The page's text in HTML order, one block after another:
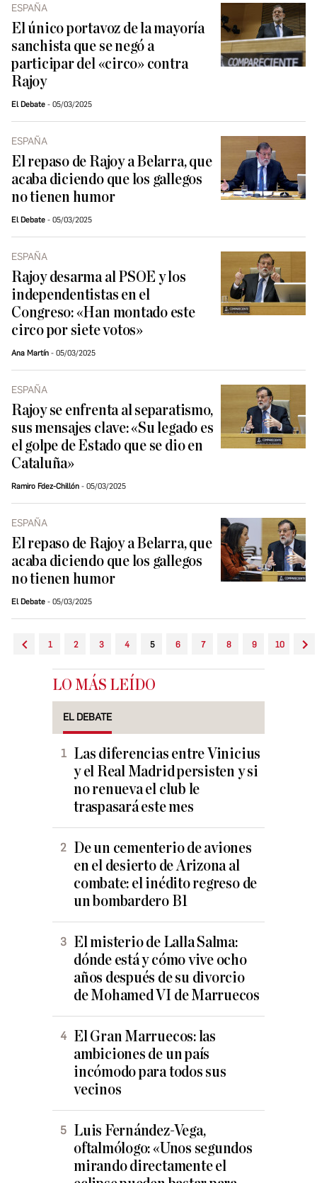
ESPAÑA
El único portavoz de la mayoría
sanchista que se negó a
participar del «circo» contra
Rajoy
El Debate 05/03/2025
ESPAÑA
El repaso de Rajoy a Belarra, que
acaba diciendo que los gallegos
no tienen humor
El Debate 05/03/2025
ESPAÑA
Rajoy desarma al PSOE y los
independentistas en el
Congreso: «Han montado este
circo por siete votos»
Ana Martín 05/03/2025
ESPAÑA
Rajoy se enfrenta al separatismo,
sus mensajes clave: «Su legado es
el golpe de Estado que se dio en
Cataluña»
Ramiro Fdez-Chillón 05/03/2025
ESPAÑA
El repaso de Rajoy a Belarra, que
acaba diciendo que los gallegos
no tienen humor
El Debate 05/03/2025
1 2 3 4 5 6 7 8 9 10
LO MÁS LEÍDO
EL DEBATE
Las diferencias entre Vinicius
y el Real Madrid persisten y si
no renueva el club le
traspasará este mes
De un cementerio de aviones
en el desierto de Arizona al
combate: el inédito regreso de
un bombardero B1
El misterio de Lalla Salma:
dónde está y cómo vive ocho
años después de su divorcio
de Mohamed VI de Marruecos
El Gran Marruecos: las
ambiciones de un país
incómodo para todos sus
vecinos
Luis Fernández-Vega,
oftalmólogo: «Unos segundos
mirando directamente el